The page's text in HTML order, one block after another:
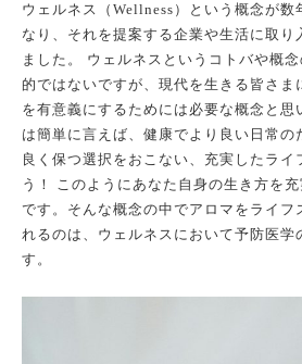
ウェルネス（Wellness）という概念が数
なり、それを提案する企業や生活に取り
ました。 ウェルネスというコトバや概
的ではないですが、現代を生きる皆さま
を有意義にするためには必要な概念と思
は簡単に言えば、健康でより良い日常の
良く保つ選択をおこない、充実したライ
う！ このようにあなた自身の生き方を
です。そんな概念の中でアロマをライフ
れるのは、ウェルネスにおいて予防医学
す。